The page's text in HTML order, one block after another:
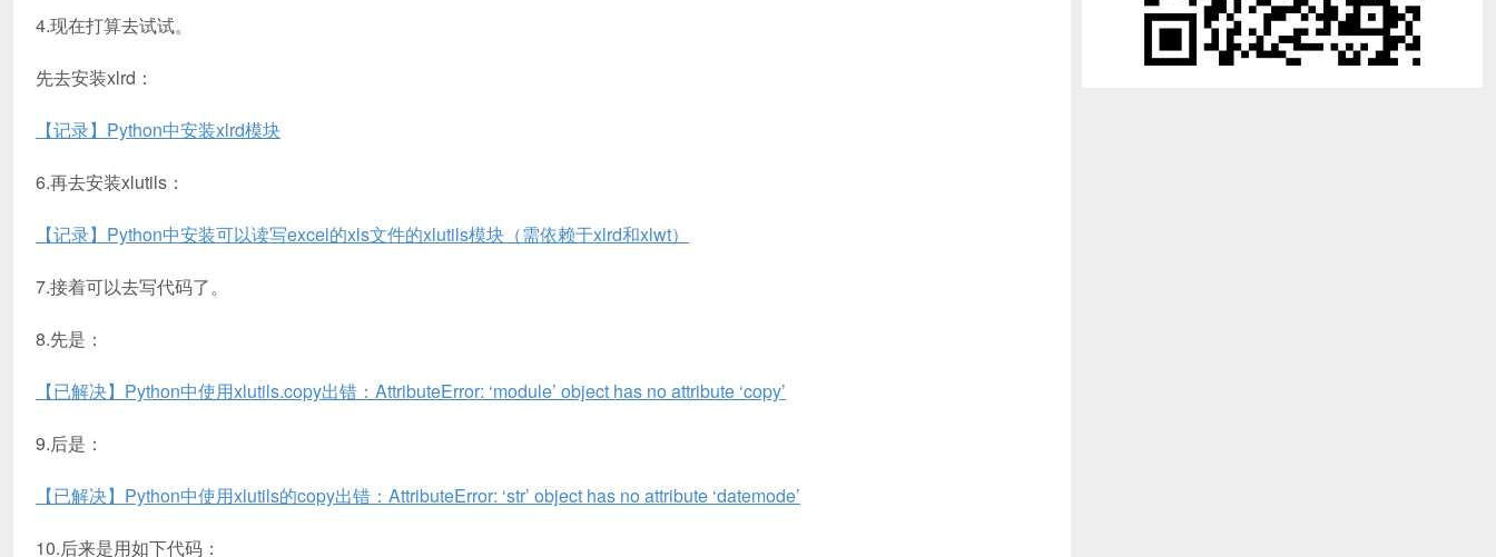
4.现在打算去试试。
先去安装xlrd：
【记录】Python中安装xlrd模块
6.再去安装xlutils：
【记录】Python中安装可以读写excel的xls文件的xlutils模块（需依赖于xlrd和xlwt）
7.接着可以去写代码了。
8.先是：
【已解决】Python中使用xlutils.copy出错：AttributeError: ‘module’ object has no attribute ‘copy’
9.后是：
【已解决】Python中使用xlutils的copy出错：AttributeError: ‘str’ object has no attribute ‘datemode’
10.后来是用如下代码：